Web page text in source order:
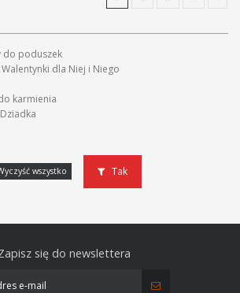
do poduszek
dla Niej i Niego
karmienia
wszystko Tak
się do newslettera